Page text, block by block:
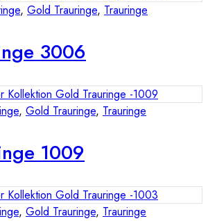
, Gold Trauringe, Trauringe
3006
, Gold Trauringe, Trauringe
1009
, Gold Trauringe, Trauringe